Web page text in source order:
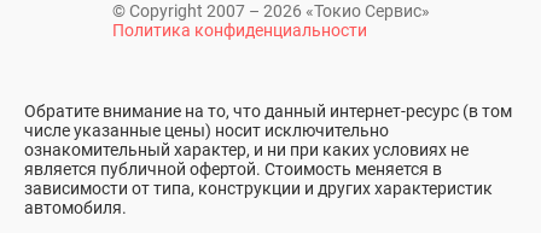
© Copyright 2007 – 2026 «Токио Сервис»
Политика конфиденциальности
Обратите внимание на то, что данный интернет-ресурс (в том
числе указанные цены) носит исключительно
ознакомительный характер, и ни при каких условиях не
является публичной офертой. Стоимость меняется в
зависимости от типа, конструкции и других характеристик
автомобиля.